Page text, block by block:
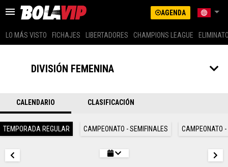
AGENDA
FICHAJES
LIBERTADORES
CHAMPIONS LEAGUE
US LATINO (SPANISH)
GLOBAL
LO MÁS VISTO FICHAJES LIBERTADORES CHAMPIONS LEAGUE
DIVISIÓN FEMENINA
CALENDARIO CLASIFICACIÓN
TEMPORADA REGULAR CAMPEONATO - SEMIFINALES CAMPEONATO -